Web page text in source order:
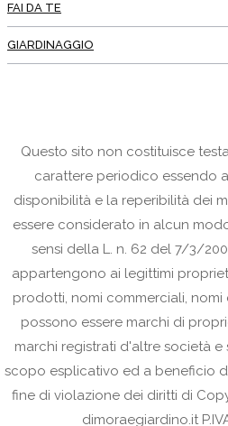
FAI DA TE
GIARDINAGGIO
Questo sito non costituisce
carattere periodico essendo
disponibilità e la reperibilità dei
essere considerato in alcun
sensi della L. n. 62 del 7/3/
appartengono ai legittimi
prodotti, nomi commerciali,
possono essere marchi di
marchi registrati d'altre società
scopo esplicativo ed a beneficio
fine di violazione dei diritti di
dimoraegiardino.it